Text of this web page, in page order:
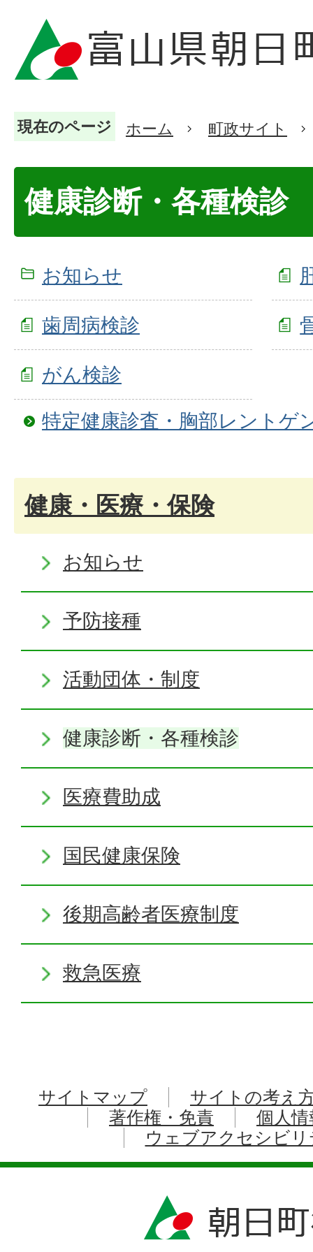
現在のページ ホーム 町政サイト
健康診断・各種検診
お知らせ
歯周病検診
がん検診
特定健康診査・胸部レントゲ
健康・医療・保険
お知らせ
予防接種
活動団体・制度
健康診断・各種検診
医療費助成
国民健康保険
後期高齢者医療制度
救急医療
サイトマップ
サイトの考え
著作権・免責
個人
ウェブアクセシビ